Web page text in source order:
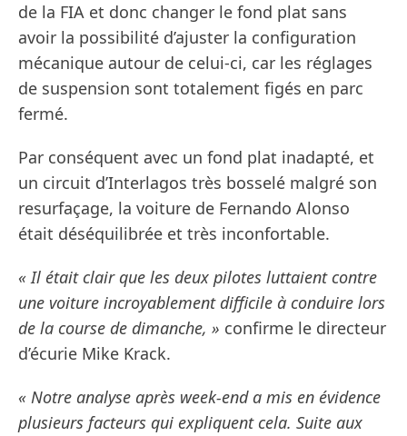
de la FIA et donc changer le fond plat sans
avoir la possibilité d’ajuster la configuration
mécanique autour de celui-ci, car les réglages
de suspension sont totalement figés en parc
fermé.
Par conséquent avec un fond plat inadapté, et
un circuit d’Interlagos très bosselé malgré son
resurfaçage, la voiture de Fernando Alonso
était déséquilibrée et très inconfortable.
« Il était clair que les deux pilotes luttaient contre
une voiture incroyablement difficile à conduire lors
de la course de dimanche, » confirme le directeur
d’écurie Mike Krack.
« Notre analyse après week-end a mis en évidence
plusieurs facteurs qui expliquent cela. Suite aux